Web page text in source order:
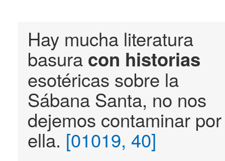
Hay mucha literatura
basura con historias
esotéricas sobre la
Sábana Santa, no nos
dejemos contaminar por
ella. [01019, 40]